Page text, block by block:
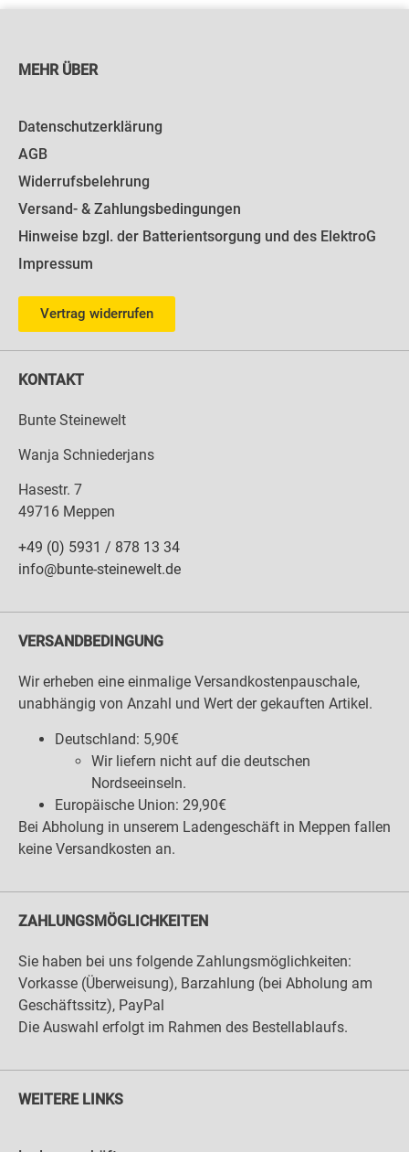
MEHR ÜBER
Datenschutzerklärung
AGB
Widerrufsbelehrung
Versand- & Zahlungsbedingungen
Hinweise bzgl. der Batterientsorgung und des ElektroG
Impressum
Vertrag widerrufen
KONTAKT
Bunte Steinewelt
Wanja Schniederjans
Hasestr. 7
49716 Meppen
+49 (0) 5931 / 878 13 34
info@bunte-steinewelt.de
VERSANDBEDINGUNG
Wir erheben eine einmalige Versandkostenpauschale,
unabhängig von Anzahl und Wert der gekauften Artikel.
Deutschland: 5,90€
Wir liefern nicht auf die deutschen
Nordseeinseln.
Europäische Union: 29,90€
Bei Abholung in unserem Ladengeschäft in Meppen fallen
keine Versandkosten an.
ZAHLUNGSMÖGLICHKEITEN
Sie haben bei uns folgende Zahlungsmöglichkeiten:
Vorkasse (Überweisung), Barzahlung (bei Abholung am
Geschäftssitz), PayPal
Die Auswahl erfolgt im Rahmen des Bestellablaufs.
WEITERE LINKS